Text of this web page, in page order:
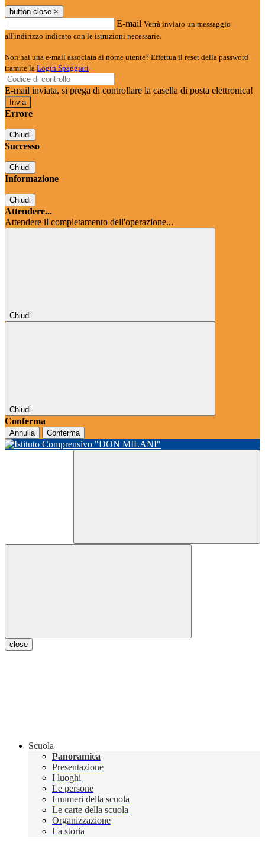
button close ×
E-mail Verrà inviato un messaggio
all'indirizzo indicato con le istruzioni necessarie.
Non hai una e-mail associata al nome utente? Effettua il reset della password
tramite la Login Spaggiari
E-mail inviata, si prega di controllare la casella di posta elettronica!
Errore
Chiudi
Successo
Chiudi
Informazione
Chiudi
Attendere...
Attendere il completamento dell'operazione...
Chiudi
Chiudi
Conferma
Annulla Conferma
close
Scuola
Panoramica
Presentazione
I luoghi
Le persone
I numeri della scuola
Le carte della scuola
Organizzazione
La storia